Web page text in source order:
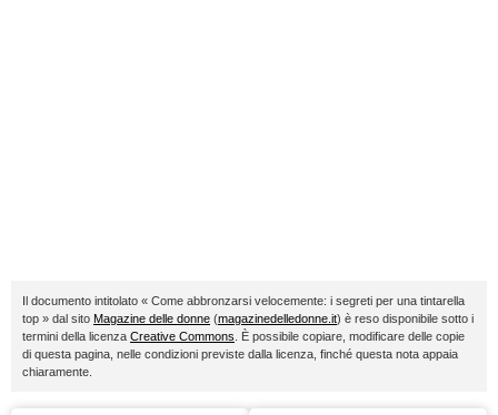
Il documento intitolato « Come abbronzarsi velocemente: i segreti per una tintarella
top » dal sito Magazine delle donne (magazinedelledonne.it) è reso disponibile sotto i
termini della licenza Creative Commons . È possibile copiare, modificare delle copie
di questa pagina, nelle condizioni previste dalla licenza, finché questa nota appaia
chiaramente.